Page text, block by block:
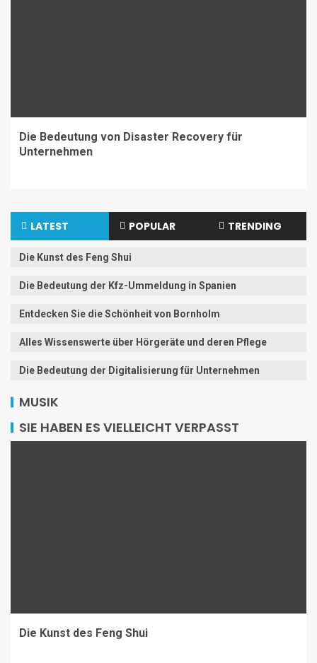
Die Bedeutung von Disaster Recovery für
Unternehmen
LATEST POPULAR TRENDING
Die Kunst des Feng Shui
Die Bedeutung der Kfz-Ummeldung in Spanien
Entdecken Sie die Schönheit von Bornholm
Alles Wissenswerte über Hörgeräte und deren Pflege
Die Bedeutung der Digitalisierung für Unternehmen
MUSIK
SIE HABEN ES VIELLEICHT VERPASST
Die Kunst des Feng Shui